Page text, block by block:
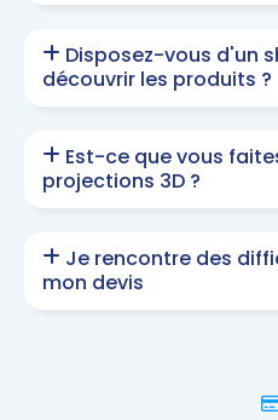
Disposez-vous d'un
découvrir les produits ?
Est-ce que vous
projections 3D ?
Je rencontre des
mon devis